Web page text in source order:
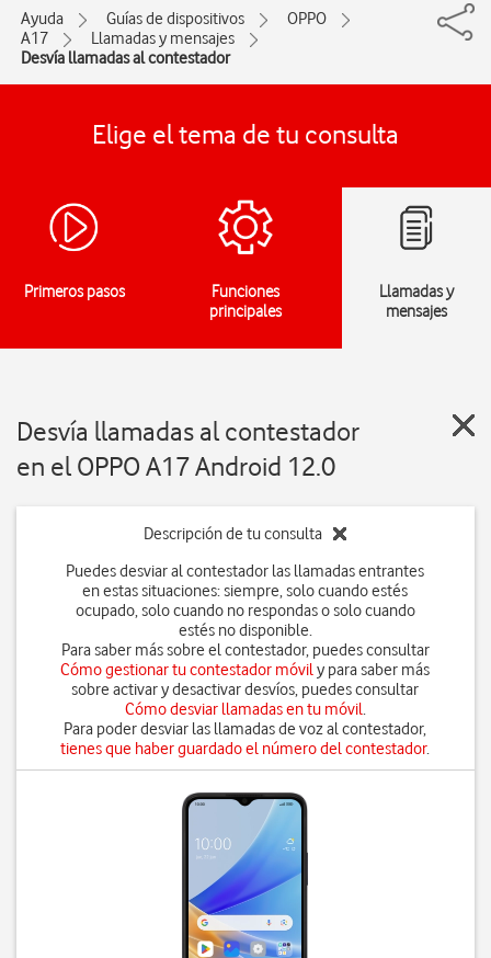
Ayuda Guías de dispositivos
OPPO
A17
Llamadas y mensajes
Desvía llamadas al contestador
Elige el tema de tu consulta
Primeros pasos
Funciones
principales
Llamadas y
mensajes
Desvía llamadas al contestador
en el OPPO A17 Android 12.0
Descripción de tu consulta
Puedes desviar al contestador las llamadas entrantes
en estas situaciones: siempre, solo cuando estés
ocupado, solo cuando no respondas o solo cuando
estés no disponible.
Para saber más sobre el contestador, puedes consultar
Cómo gestionar tu contestador móvily para saber más
sobre activar y desactivar desvíos, puedes consultar
Cómo desviar llamadas en tu móvil.
Para poder desviar las llamadas de voz al contestador,
tienes que haber guardado el número del contestador.